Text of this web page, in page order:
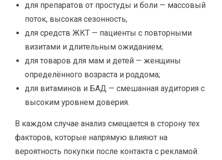
для препаратов от простуды и боли — массовый
поток, высокая сезонность;
для средств ЖКТ — пациенты с повторными
визитами и длительным ожиданием;
для товаров для мам и детей — женщины
определённого возраста и роддома;
для витаминов и БАД — смешанная аудитория с
высоким уровнем доверия.
В каждом случае анализ смещается в сторону тех
факторов, которые напрямую влияют на
вероятность покупки после контакта с рекламой.